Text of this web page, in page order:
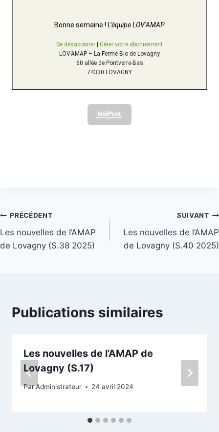
Bonne semaine ! L’équipe LOV’AMAP
Se désabonner | Gérer votre abonnement
LOV’AMAP – La Ferme Bio de Lovagny
60 allée de Pontverre-Bas
74330 LOVAGNY
Navigation
de
PRÉCÉDENT
Les nouvelles de l’AMAP
de Lovagny (S.38 2025)
SUIVANT
Les nouvelles de l’AMAP
de Lovagny (S.40 2025)
Publications similaires
Les nouvelles de l’AMAP de
Lovagny (S.17)
ParAdministrateur 24 avril 2024